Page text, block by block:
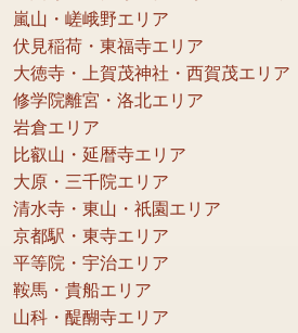
嵐山・嵯峨野エリア
伏見稲荷・東福寺エリア
大徳寺・上賀茂神社・西賀茂エリア
修学院離宮・洛北エリア
岩倉エリア
比叡山・延暦寺エリア
大原・三千院エリア
清水寺・東山・祇園エリア
京都駅・東寺エリア
平等院・宇治エリア
鞍馬・貴船エリア
山科・醍醐寺エリア